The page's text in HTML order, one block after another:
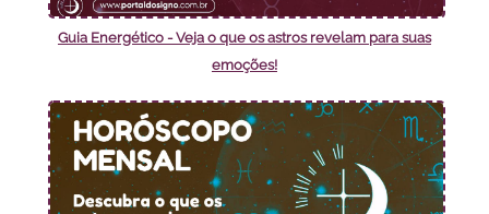
Guia Energético - Veja o que os astros revelam para suas
emoções!